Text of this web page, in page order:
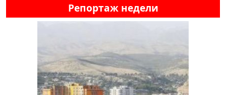
Репортаж недели